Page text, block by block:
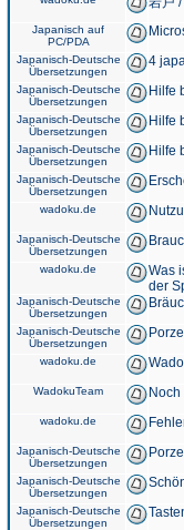
Japanisch auf
PC/PDA
Japanisch-Deutsche
Übersetzungen
4
Japanisch-Deutsche
Übersetzungen
Hilfe
Japanisch-Deutsche
Übersetzungen
Hilfe
Japanisch-Deutsche
Übersetzungen
Hilfe
Japanisch-Deutsche
Übersetzungen
wadoku.de
Japanisch-Deutsche
Übersetzungen
wadoku.de
Was
der
Japanisch-Deutsche
Übersetzungen
Japanisch-Deutsche
Übersetzungen
wadoku.de
WadokuTeam
wadoku.de
Japanisch-Deutsche
Übersetzungen
Japanisch-Deutsche
Übersetzungen
Japanisch-Deutsche
Übersetzungen